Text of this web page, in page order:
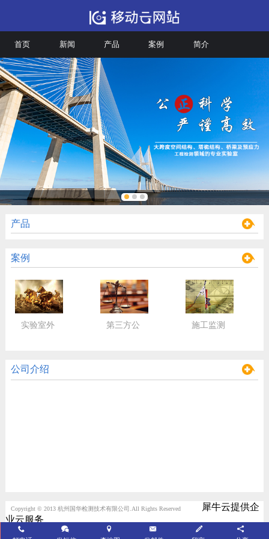
首页 新闻 产品 案例 简介
产品
案例
实验室外
第三方公
施工监测
公司介绍
Copyright © 2013 杭州国华检测技术有限公司.All Rights Reserved
犀牛云提供企
业云服务